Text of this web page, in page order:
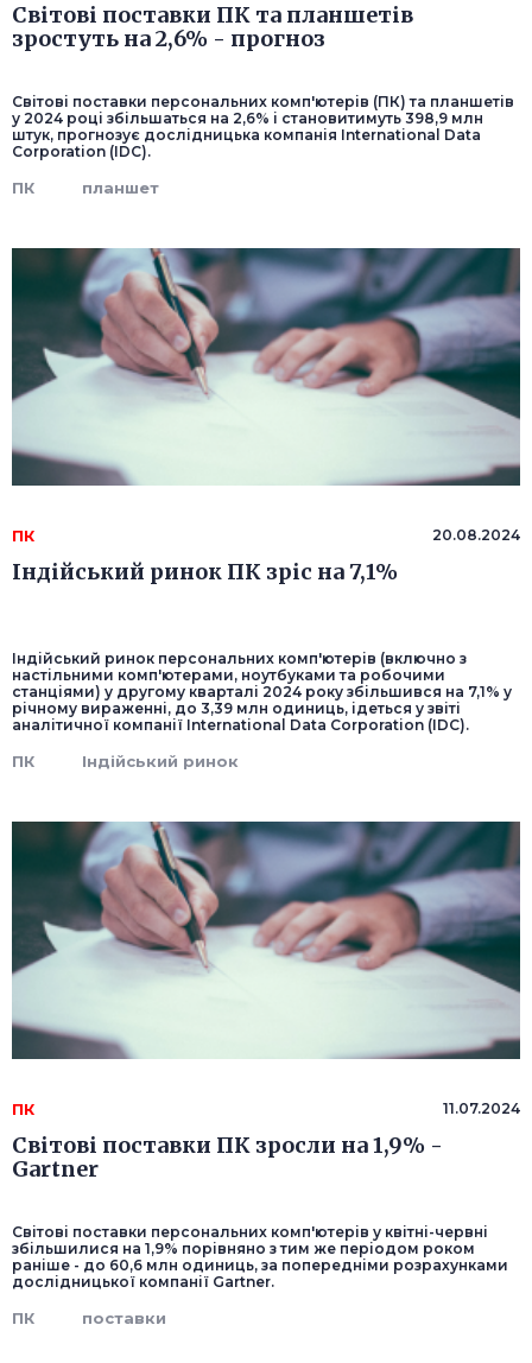
Світові поставки ПК та планшетів
зростуть на 2,6% - прогноз
Світові поставки персональних комп'ютерів (ПК) та планшетів
у 2024 році збільшаться на 2,6% і становитимуть 398,9 млн
штук, прогнозує дослідницька компанія International Data
Corporation (IDC).
ПК планшет
ПК 20.08.2024
Індійський ринок ПК зріс на 7,1%
Індійський ринок персональних комп'ютерів (включно з
настільними комп'ютерами, ноутбуками та робочими
станціями) у другому кварталі 2024 року збільшився на 7,1% у
річному вираженні, до 3,39 млн одиниць, ідеться у звіті
аналітичної компанії International Data Corporation (IDC).
ПК Індійський ринок
ПК 11.07.2024
Світові поставки ПК зросли на 1,9% -
Gartner
Світові поставки персональних комп'ютерів у квітні-червні
збільшилися на 1,9% порівняно з тим же періодом роком
раніше - до 60,6 млн одиниць, за попередніми розрахунками
дослідницької компанії Gartner.
ПК поставки